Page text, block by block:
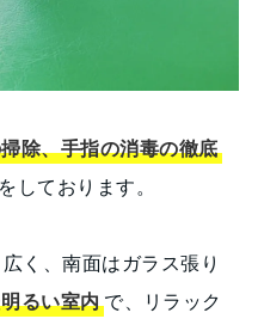
除、手指の消毒の徹底
しております。
く、南面はガラス張り
るい室内 で、リラック